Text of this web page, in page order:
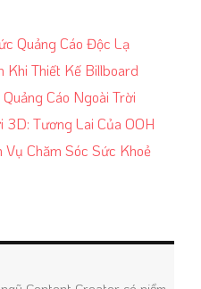
Quảng Cáo Độc Lạ
Khi Thiết Kế Billboard
Cáo Ngoài Trời
3D: Tương Lai Của OOH
Chăm Sóc Sức Khoẻ